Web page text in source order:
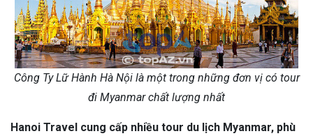
Công Ty Lữ Hành Hà Nội là một trong những đơn vị có tour
đi Myanmar chất lượng nhất
Hanoi Travel cung cấp nhiều tour du lịch Myanmar, phù